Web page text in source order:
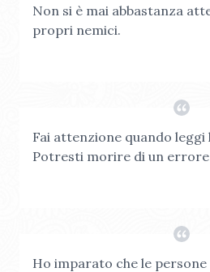
Non si è mai abbastanza
propri nemici.
Fai attenzione quando leggi
Potresti morire di un errore
Ho imparato che le persone